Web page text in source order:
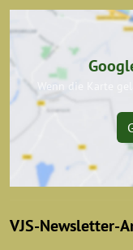
Wenn die Karte
VJS-Newsletter-